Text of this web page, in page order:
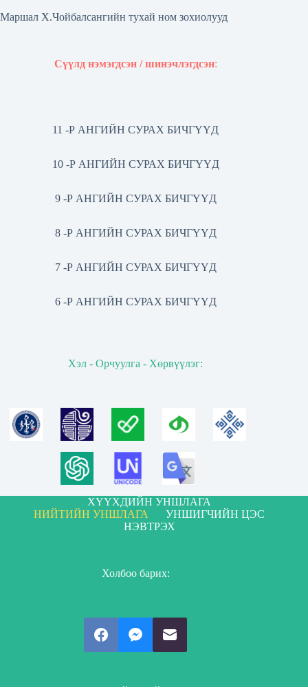
Маршал Х.Чойбалсангийн тухай ном зохиолууд
Сүүлд нэмэгдсэн / шинэчлэгдсэн:
11 -Р АНГИЙН СУРАХ БИЧГҮҮД
10 -Р АНГИЙН СУРАХ БИЧГҮҮД
9 -Р АНГИЙН СУРАХ БИЧГҮҮД
8 -Р АНГИЙН СУРАХ БИЧГҮҮД
7 -Р АНГИЙН СУРАХ БИЧГҮҮД
6 -Р АНГИЙН СУРАХ БИЧГҮҮД
Хэл - Орчуулга - Хөрвүүлэг:
ХҮҮХДИЙН УНШЛАГА
НИЙТИЙН УНШЛАГА
УНШИГЧИЙН ЦЭС
НЭВТРЭХ
Холбоо барих: